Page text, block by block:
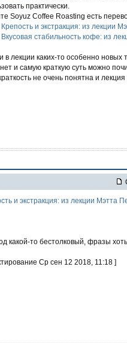
практически.
Soyuz Coffee Roasting есть
Крепость и экстракция: из лекции
Вкусовая стабильность кофе: из
в лекции каких-то особенно
и самую краткую суть можно
не очень понятна и
и экстракция: из лекции Мэтта
какой-то бестолковый, фразы
Ср сен 12 2018, 11:18 ]